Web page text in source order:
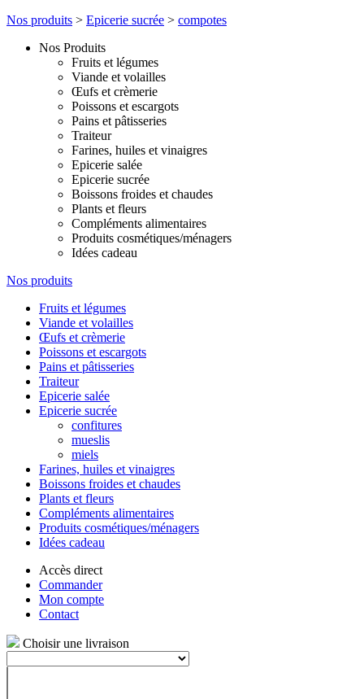
Nos produits > Epicerie sucrée > compotes
Nos Produits
Fruits et légumes
Viande et volailles
Œufs et crèmerie
Poissons et escargots
Pains et pâtisseries
Traiteur
Farines, huiles et vinaigres
Epicerie salée
Epicerie sucrée
Boissons froides et chaudes
Plants et fleurs
Compléments alimentaires
Produits cosmétiques/ménagers
Idées cadeau
Nos produits
Fruits et légumes
Viande et volailles
Œufs et crèmerie
Poissons et escargots
Pains et pâtisseries
Traiteur
Epicerie salée
Epicerie sucrée
confitures
mueslis
miels
Farines, huiles et vinaigres
Boissons froides et chaudes
Plants et fleurs
Compléments alimentaires
Produits cosmétiques/ménagers
Idées cadeau
Accès direct
Commander
Mon compte
Contact
Choisir une livraison